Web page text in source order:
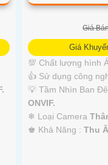
Giá
Giá
💯 Chất lượng hình
👍 Sử dụng công
💡 Tầm Nhìn Ban
ONVIF.
❄ Loại Camera
️♚ Khả Năng : Thu